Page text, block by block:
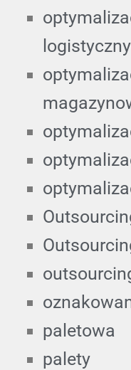
paletowa
palety